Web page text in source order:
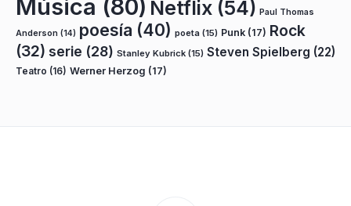
Música (80) Netflix (54) Paul Thomas
Anderson (14) poesía (40) poeta (15) Punk (17) Rock
(32) serie (28) Stanley Kubrick (15) Steven Spielberg (22)
Teatro (16) Werner Herzog (17)